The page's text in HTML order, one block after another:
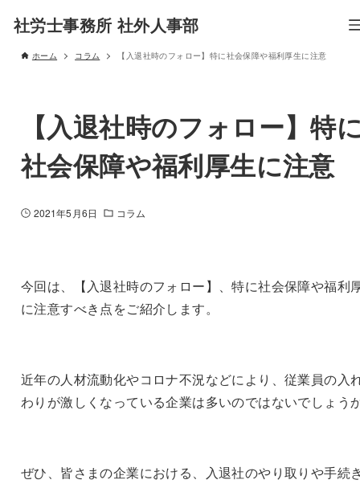
社労士事務所 社外人事部
ホーム コラム 【入退社時のフォロー】特に社会保障や福利厚生に注意
【入退社時のフォロー】特
社会保障や福利厚生に注意
2021年5月6日 コラム
今回は、【入退社時のフォロー】、特に社会保障や福利
に注意すべき点をご紹介します。
近年の人材流動化やコロナ不況などにより、従業員の入
わりが激しくなっている企業は多いのではないでしょう
ぜひ、皆さまの企業における、入退社のやり取りや手続